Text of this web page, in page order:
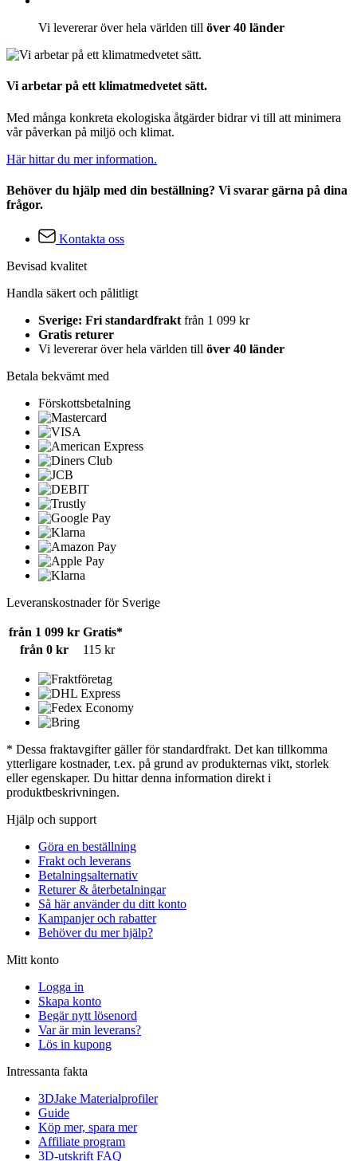
Vi levererar över hela världen till över 40 länder
Vi arbetar på ett klimatmedvetet sätt.
Med många konkreta ekologiska åtgärder bidrar vi till att minimera
vår påverkan på miljö och klimat.
Här hittar du mer information.
Behöver du hjälp med din beställning? Vi svarar gärna på dina
frågor.
Kontakta oss
Bevisad kvalitet
Handla säkert och pålitligt
Sverige: Fri standardfrakt från 1 099 kr
Gratis returer
Vi levererar över hela världen till över 40 länder
Betala bekvämt med
Förskottsbetalning
Leveranskostnader för Sverige
från 1 099 kr Gratis*
från 0 kr
115 kr
* Dessa fraktavgifter gäller för standardfrakt. Det kan tillkomma
ytterligare kostnader, t.ex. på grund av produkternas vikt, storlek
eller egenskaper. Du hittar denna information direkt i
produktbeskrivningen.
Hjälp och support
Göra en beställning
Frakt och leverans
Betalningsalternativ
Returer & återbetalningar
Så här använder du ditt konto
Kampanjer och rabatter
Behöver du mer hjälp?
Mitt konto
Logga in
Skapa konto
Begär nytt lösenord
Var är min leverans?
Lös in kupong
Intressanta fakta
3DJake Materialprofiler
Guide
Köp mer, spara mer
Affiliate program
3D-utskrift FAQ